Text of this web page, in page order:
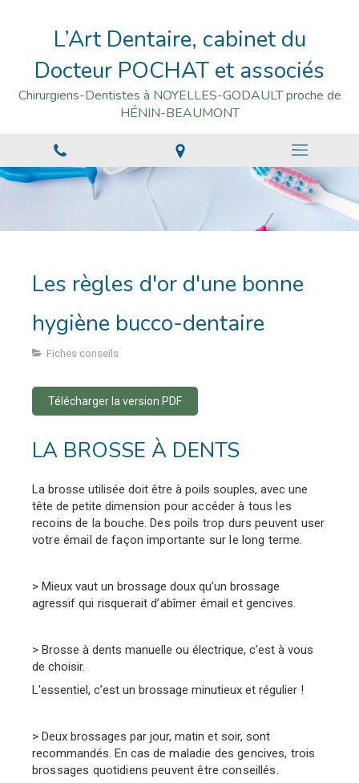
L’Art Dentaire, cabinet du
Docteur POCHAT et associés
Chirurgiens-Dentistes à NOYELLES-GODAULT proche de
HÉNIN-BEAUMONT
Les règles d'or d'une bonne
hygiène bucco-dentaire
Fiches conseils
Télécharger la version PDF
LA BROSSE À DENTS
La brosse utilisée doit être à poils souples, avec une
tête de petite dimension pour accéder à tous les
recoins de la bouche. Des poils trop durs peuvent user
votre émail de façon importante sur le long terme.
> Mieux vaut un brossage doux qu’un brossage
agressif qui risquerait d’abîmer émail et gencives.
> Brosse à dents manuelle ou électrique, c’est à vous
de choisir.
L'essentiel, c’est un brossage minutieux et régulier !
> Deux brossages par jour, matin et soir, sont
recommandés. En cas de maladie des gencives, trois
brossages quotidiens peuvent êtreconseillés.